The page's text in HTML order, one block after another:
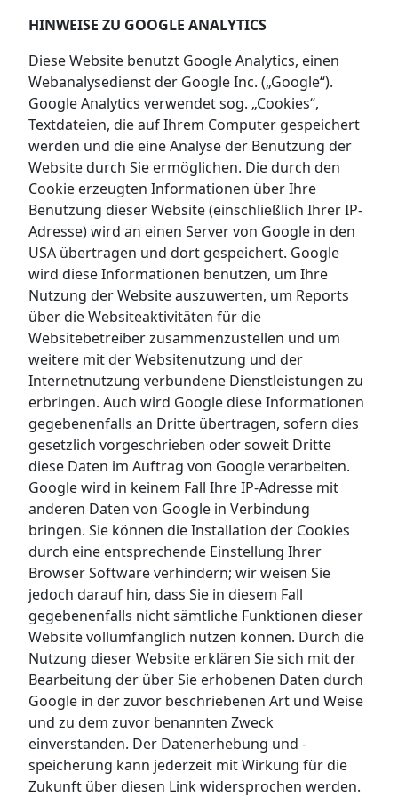
HINWEISE ZU GOOGLE ANALYTICS
Diese Website benutzt Google Analytics, einen
Webanalysedienst der Google Inc. („Google“).
Google Analytics verwendet sog. „Cookies“,
Textdateien, die auf Ihrem Computer gespeichert
werden und die eine Analyse der Benutzung der
Website durch Sie ermöglichen. Die durch den
Cookie erzeugten Informationen über Ihre
Benutzung dieser Website (einschließlich Ihrer IP-
Adresse) wird an einen Server von Google in den
USA übertragen und dort gespeichert. Google
wird diese Informationen benutzen, um Ihre
Nutzung der Website auszuwerten, um Reports
über die Websiteaktivitäten für die
Websitebetreiber zusammenzustellen und um
weitere mit der Websitenutzung und der
Internetnutzung verbundene Dienstleistungen zu
erbringen. Auch wird Google diese Informationen
gegebenenfalls an Dritte übertragen, sofern dies
gesetzlich vorgeschrieben oder soweit Dritte
diese Daten im Auftrag von Google verarbeiten.
Google wird in keinem Fall Ihre IP-Adresse mit
anderen Daten von Google in Verbindung
bringen. Sie können die Installation der Cookies
durch eine entsprechende Einstellung Ihrer
Browser Software verhindern; wir weisen Sie
jedoch darauf hin, dass Sie in diesem Fall
gegebenenfalls nicht sämtliche Funktionen dieser
Website vollumfänglich nutzen können. Durch die
Nutzung dieser Website erklären Sie sich mit der
Bearbeitung der über Sie erhobenen Daten durch
Google in der zuvor beschriebenen Art und Weise
und zu dem zuvor benannten Zweck
einverstanden. Der Datenerhebung und -
speicherung kann jederzeit mit Wirkung für die
Zukunft über diesen Link widersprochen werden.